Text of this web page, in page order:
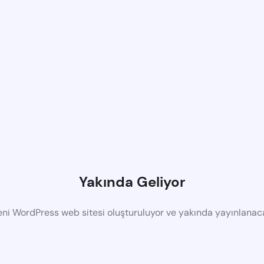
Yakında Geliyor
WordPress web sitesi oluşturuluyor ve yakında